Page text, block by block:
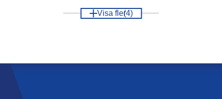
Visa fler(4)